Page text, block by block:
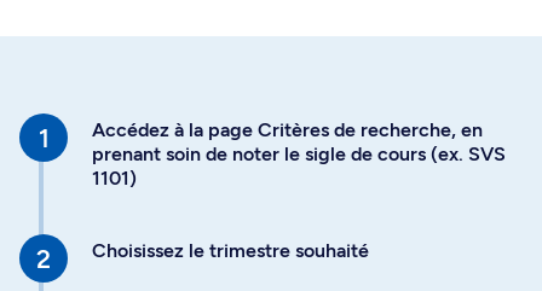
Accédez à la page Critères de recherche, en
prenant soin de noter le sigle de cours (ex. SVS
1101)
Choisissez le trimestre souhaité